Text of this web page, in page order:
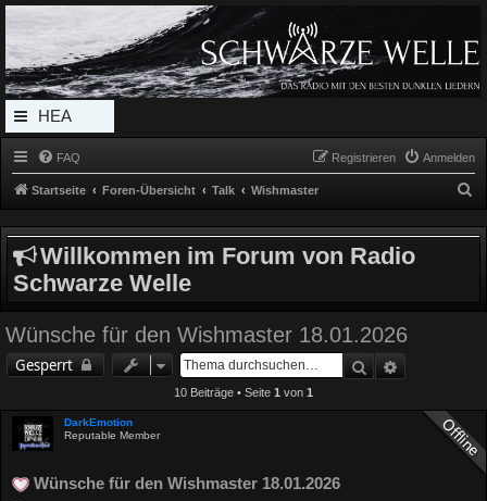
Radio Schwarze Welle Forum
Das Radio mit den Besten Dunklen Liedern
HEA
DERL
MEN
U
FAQ Anmelden
Registrieren
Startseite Foren-Übersicht Talk Wishmaster
c
Willkommen im Forum von Radio
Schwarze Welle
Wünsche für den Wishmaster 18.01.2026
Gesperrt Suche
10 Beiträge • Seite 1 von 1
DarkEmotion
Reputable Member
Wünsche für den Wishmaster 18.01.2026